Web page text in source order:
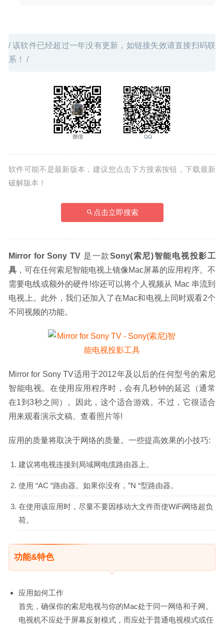
/ 该软件已经超过一年没有更新，如链接失效请直接扫码联
系！ /
软件可能不是最新版本，建议您点击下方搜索按钮，下载最新
破解版本！
点击立即搜索
Mirror for Sony TV 是一款Sony(索尼)智能电视投影工
具 ，可在任何索尼智能电视上镜像Mac屏幕的应用程序。不
需要电线或额外的硬件!你还可以将个人视频从 Mac 串流到
电视上。此外，我们还加入了在Mac和电视上同时观看2个
不同视频的功能。
Mirror for Sony TV适用于2012年及以后的任何型号的索尼
智能电视。在使用应用程序时，会有几秒钟的延迟（通常
在1到3秒之间）。因此，这个适合游戏。不过，它很适合
用来观看演示文稿、查看照片等!
应用的质量将取决于网络的质量。一些提高效果的小技巧:
建议将电视连接到局域网电缆路由器上。
使用 “AC “路由器。如果你没有，”N “型路由器。
在使用该应用时，尽量不要因移动大文件而使WiFi网络超负
荷。
功能&特色
应用如何工作
首先，确保你的索尼电视与你的Mac处于同一网络和子网。
电视机不应处于屏幕反射模式，而应处于普通电视模式或任